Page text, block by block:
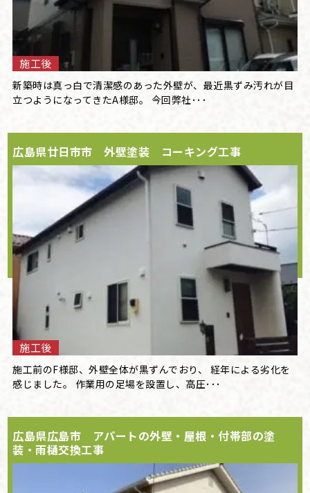
施工後
新築時は真っ白で清潔感のあった外壁が、最近黒ずみ汚れが目
立つようになってきたA様邸。 今回弊社･･･
広島県廿日市市 外壁塗装 コーキング工事
施工後
施工前のF様邸、外壁全体が黒ずんでおり、 経年による劣化を
感じました。 作業用の足場を設置し、高圧･･･
広島県広島市 アパートの外壁・屋根・付帯部の塗
装・雨樋交換工事